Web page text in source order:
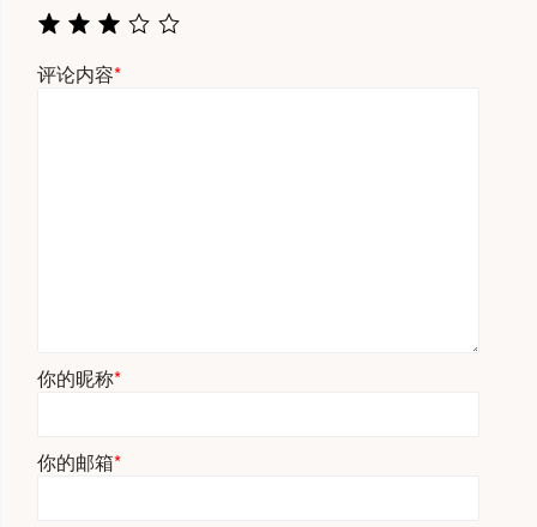
评论内容*
你的昵称*
你的邮箱*